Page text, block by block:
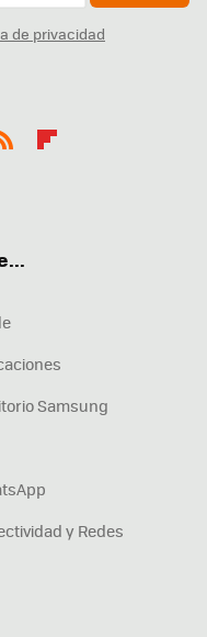
de privacidad
Samsung
y Redes